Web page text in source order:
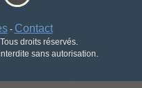
- Contact
droits réservés.
sans autorisation.